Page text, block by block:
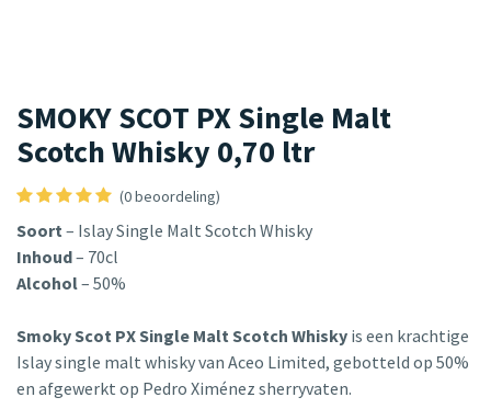
SMOKY SCOT PX Single Malt
Scotch Whisky 0,70 ltr
(0 beoordeling)
Soort– Islay Single Malt Scotch Whisky
Inhoud– 70cl
Alcohol– 50%
Smoky Scot PX Single Malt Scotch Whisky is een krachtige
Islay single malt whisky van Aceo Limited, gebotteld op 50%
en afgewerkt op Pedro Ximénez sherryvaten.